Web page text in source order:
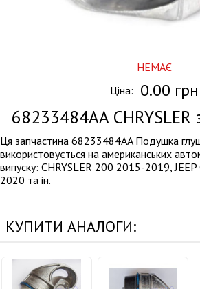
НЕМАЄ
Ціна: 0.00 грн
68233484AACHRYSLER
Ця запчастина 68233484AA Подушка
використовується на американських
випуску: CHRYSLER 200 2015-2019,
2020 та ін.
КУПИТИ АНАЛОГИ: